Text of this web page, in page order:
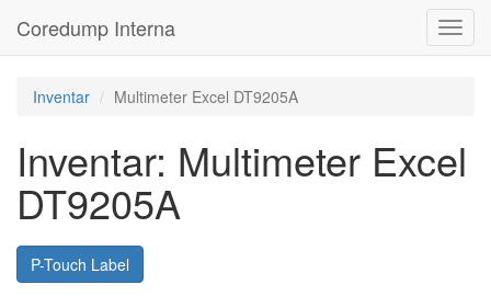
Coredump Interna
Inventar Multimeter Excel DT9205A
Inventar: Multimeter Excel
DT9205A
P-Touch Label